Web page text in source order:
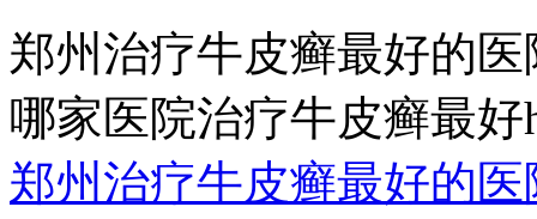
郑州治疗牛皮癣最好的
哪家医院治疗牛皮癣最好
郑州治疗牛皮癣最好的